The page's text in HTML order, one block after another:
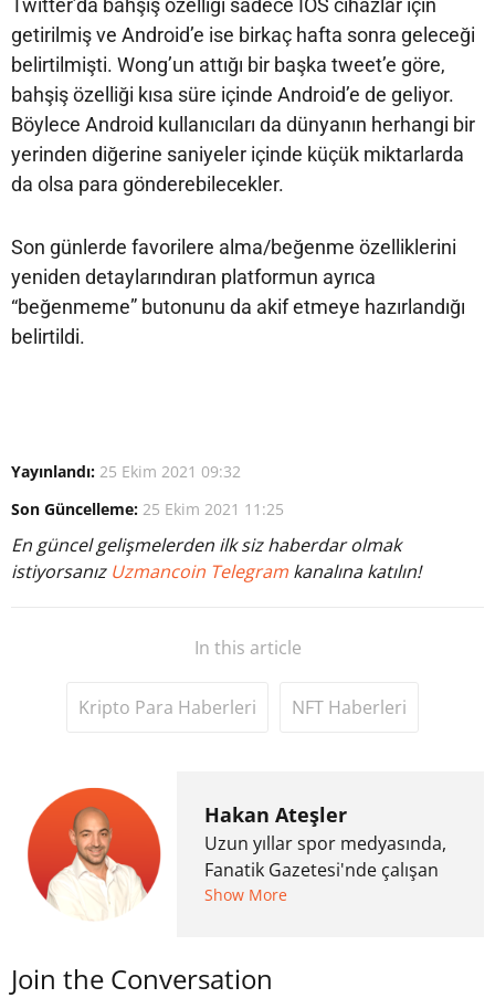
Twitter’da bahşiş özelliği sadece IOS cihazlar için
getirilmiş ve Android’e ise birkaç hafta sonra geleceği
belirtilmişti. Wong’un attığı bir başka tweet’e göre,
bahşiş özelliği kısa süre içinde Android’e de geliyor.
Böylece Android kullanıcıları da dünyanın herhangi bir
yerinden diğerine saniyeler içinde küçük miktarlarda
da olsa para gönderebilecekler.
Son günlerde favorilere alma/beğenme özelliklerini
yeniden detaylarındıran platformun ayrıca
“beğenmeme” butonunu da akif etmeye hazırlandığı
belirtildi.
Yayınlandı: 25 Ekim 2021 09:32
Son Güncelleme: 25 Ekim 2021 11:25
En güncel gelişmelerden ilk siz haberdar olmak
istiyorsanız Uzmancoin Telegram kanalına katılın!
In this article
Kripto Para Haberleri NFT Haberleri
Hakan Ateşler
Uzun yıllar spor medyasında,
Fanatik Gazetesi'nde çalışan
Hakan Ateşler, 2020 yılında
Uzmancoin bünyesinde
Show More
Join the Conversation